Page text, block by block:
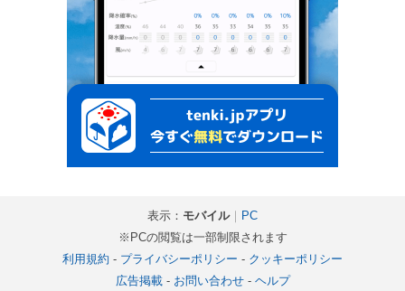
表示： モバイル｜ PC
※PCの閲覧は一部制限されます
利用規約 - プライバシーポリシー - クッキーポリシー
広告掲載- お問い合わせ- ヘルプ